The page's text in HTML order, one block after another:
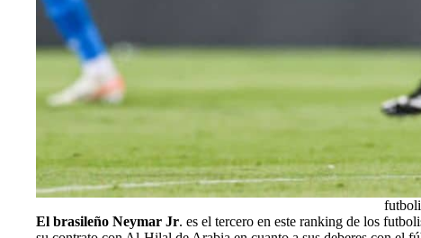
El brasileño Neymar Jr. es el tercero en este ranking de los